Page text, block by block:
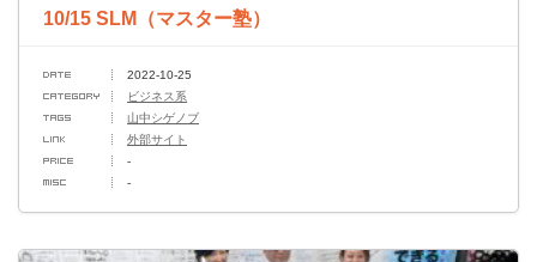
10/15 SLM（マスター塾）
2022-10-25
ビジネス系
山中シゲノブ
外部サイト
-
-